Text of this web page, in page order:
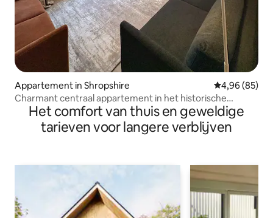
Appartement in Shropshire Gemiddelde
4,96 (85)
Charmant centraal appartement in het historische
Ludlow
Het comfort van thuis en geweldige
tarieven voor langere verblijven